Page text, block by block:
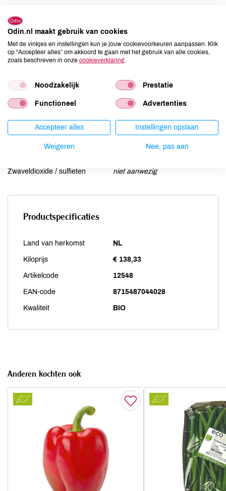
Gluten
Lupine
niet aanwezig
Mosterd
niet aanwezig
Noten
niet aanwezig
Schaaldieren
niet aanwezig
Selderij
aanwezig
niet aanwezig
niet aanwezig
Zwaveldioxide / sulfieten
niet aanwezig
Productspecificaties
Land van herkomst NL
Kiloprijs € 138,33
Artikelcode 12548
EAN-code 8715487044028
Kwaliteit BIO
Anderen kochten ook
Odin.nl maakt gebruik van cookies
Met de vinkjes en instellingen kun je jouw cookievoorkeuren aanpassen. Klik
op “Accepteer alles” om akkoord te gaan met het gebruik van alle cookies,
zoals beschreven in onze cookieverklaring.
Noodzakelijk Prestatie
Functioneel Advertenties
Accepteer alles Instellingen opslaan
Weigeren Nee, pas aan